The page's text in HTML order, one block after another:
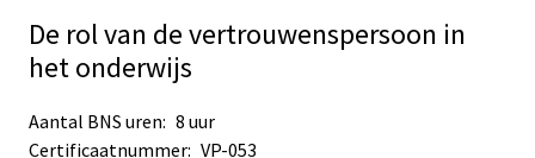
De rol van de vertrouwenspersoon in
het onderwijs
Aantal BNS uren: 8 uur
Certificaatnummer: VP-053